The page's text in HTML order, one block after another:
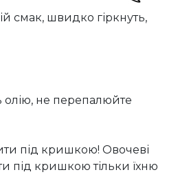
смак, швидко гіркнуть,
олію, не перепалюйте
під кришкою! Овочеві
під кришкою тільки їхню